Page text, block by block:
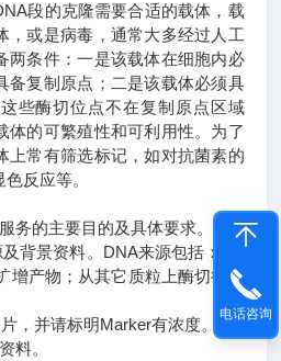
段的克隆需要合适的载体，载
，或是病毒，通常大多经过人工
两条件：一是该载体在细胞内必
备复制原点；二是该载体必须具
些酶切位点不在复制原点区域
体的可繁殖性和可利用性。为了
上常有筛选标记，如对抗菌素的
反应等。
务的主要目的及具体要求。
背景资料。DNA来源包括：PC
增产物；从其它质粒上酶切得到
，并请标明Marker有浓度。
料。
电话咨询